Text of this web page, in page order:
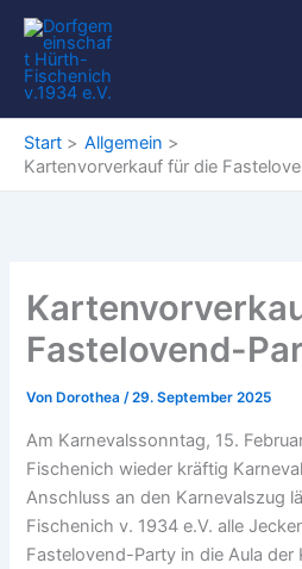
Zum
Inhalt
springen
Start
Allgemein
Kartenvorverkauf für die
Fastelovend-
Von Dorothea/29. September 2025
Am Karnevalssonntag, 15.
Fischenich wieder kräftig
Anschluss an den Karnevalszug
Fischenich v. 1934 e.V. alle
Fastelovend-Party in die Aula der